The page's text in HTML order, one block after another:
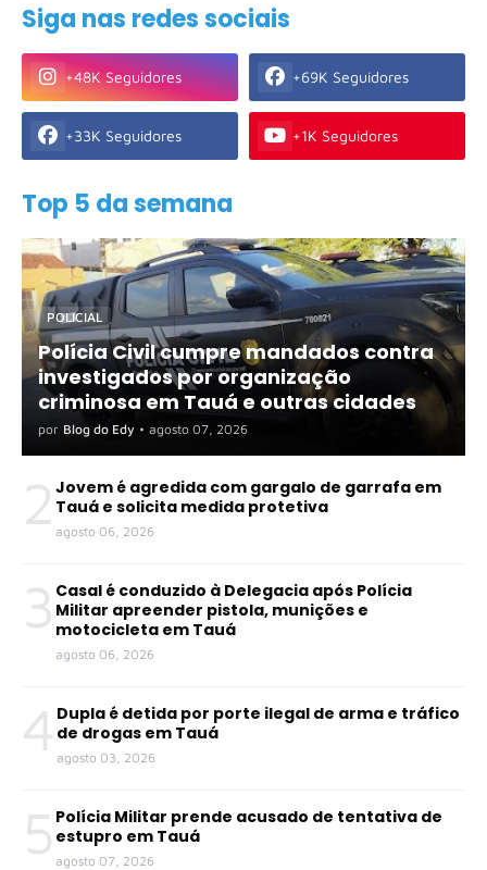
Siga nas redes sociais
+48K Seguidores +69K Seguidores
+33K Seguidores +1K Seguidores
Top 5 da semana
POLICIAL
Polícia Civil cumpre mandados contra
investigados por organização
criminosa em Tauá e outras cidades
por Blog do Edy • agosto 07, 2026
2 Jovem é agredida com gargalo de garrafa em
Tauá e solicita medida protetiva
agosto 06, 2026
3 Casal é conduzido à Delegacia após Polícia
Militar apreender pistola, munições e
motocicleta em Tauá
agosto 06, 2026
4 Dupla é detida por porte ilegal de arma e tráfico
de drogas em Tauá
agosto 03, 2026
5 Polícia Militar prende acusado de tentativa de
estupro em Tauá
agosto 07, 2026